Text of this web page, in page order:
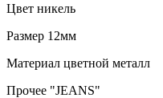
Цвет никель
Размер 12мм
Материал цветной металл
Прочее "JEANS"